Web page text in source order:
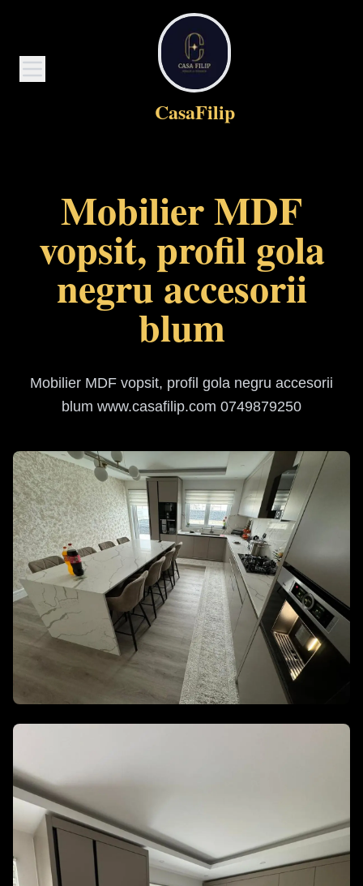
CasaFilip
Mobilier MDF
vopsit, profil gola
negru accesorii
blum
Mobilier MDF vopsit, profil gola negru accesorii
blum www.casafilip.com 0749879250